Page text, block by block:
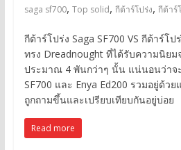
saga sf700, Top solid, กีต้าร์โปร่ง, กีต้าร์
กีต้าร์โปร่ง Saga SF700 VS กีต้าร์โป
ทรง Dreadnought ที่ได้รับความนิยม
ประมาณ 4 พันกว่าๆ นั้น แน่นอนว่าจ
SF700 และ Enya Ed200 รวมอยู่ด้ว
ถูกถามขึ้นและเปรียบเทียบกันอยู่บ่อย
Read more